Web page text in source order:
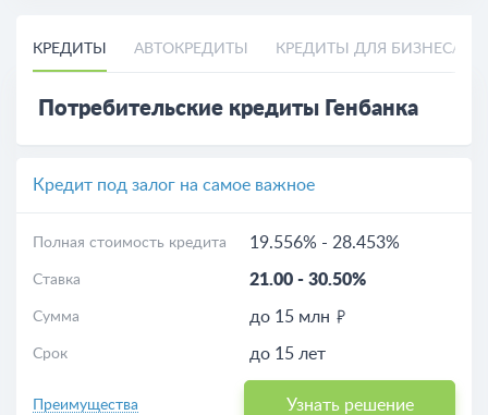
КРЕДИТЫ АВТОКРЕДИТЫ КРЕДИТЫ ДЛЯ БИЗНЕСА
Потребительские кредиты Генбанка
Кредит под залог на самое важное
Полная стоимость кредита 19.556% - 28.453%
Ставка 21.00 - 30.50%
Сумма до 15 млн
Срок до 15 лет
Преимущества Узнать решение